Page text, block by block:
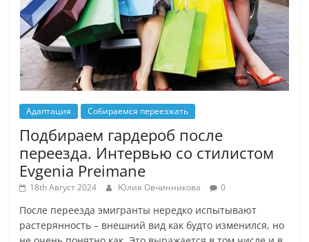
Адаптация Собираемся переезжать
Подбираем гардероб после
переезда. Интервью со стилистом
Evgenia Preimane
18th Август 2024 Юлия Овчинникова 0
После переезда эмигранты нередко испытывают
растерянность – внешний вид как будто изменился, но